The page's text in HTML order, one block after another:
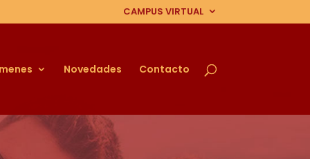
CAMPUS VIRTUAL
Novedades Contacto